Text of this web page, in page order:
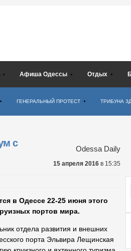
Афиша Одессы Отдых
ГЕНЕРАЛЬНЫЙ ПРОТЕСТ ТРИБУНА
с
Odessa Daily
15 апреля 2016 в 15:35
в Одессе 22-25 июня этого
портов мира.
отдела развития и внешних
порта Эльвира Лещинская